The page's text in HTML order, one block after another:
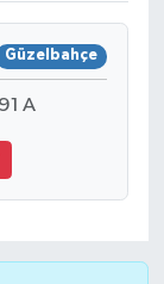
Güzelbahçe
A